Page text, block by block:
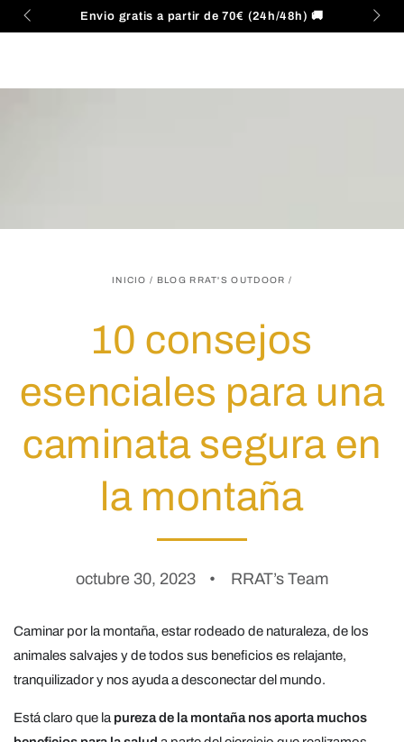
IR AL
CONTENIDO
Envio gratis a partir de 70€ (24h/48h) 🚚
INICIO / BLOG RRAT'S OUTDOOR /
10 consejos
esenciales para una
caminata segura en
la montaña
octubre 30, 2023 RRAT’s Team
Caminar por la montaña, estar rodeado de naturaleza, de los
animales salvajes y de todos sus beneficios es relajante,
tranquilizador y nos ayuda a desconectar del mundo.
Está claro que la pureza de la montaña nos aporta muchos